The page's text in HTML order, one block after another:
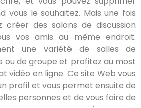
vous le souhaitez. Mais une fois
créer des salons de discussion
vos amis au même endroit.
une variété de salles de
ou de groupe et profitez au most
vidéo en ligne. Ce site Web vous
profil et vous permet ensuite de
personnes et de vous faire de